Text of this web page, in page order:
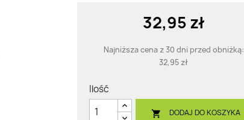
32,95 zł
Najniższa cena z 30 dni przed obniżką:
32,95 zł
Ilość
 DODAJ DO KOSZYKA